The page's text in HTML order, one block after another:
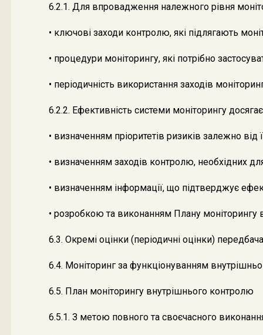
6.2.1. Для впровадження належного рівня
• ключові заходи контролю, які підлягають
• процедури моніторингу, які потрібно
• періодичність використання заходів
6.2.2. Ефективність системи моніторингу
• визначенням пріоритетів ризиків залежно
• визначенням заходів контролю, необхідних
• визначенням інформації, що підтверджує
• розробкою та виконанням Плану моніторингу
6.3. Окремі оцінки (періодичні оцінки)
6.4. Моніторинг за функціонуванням
6.5. План моніторингу внутрішнього контролю
6.5.1. З метою повного та своєчасного